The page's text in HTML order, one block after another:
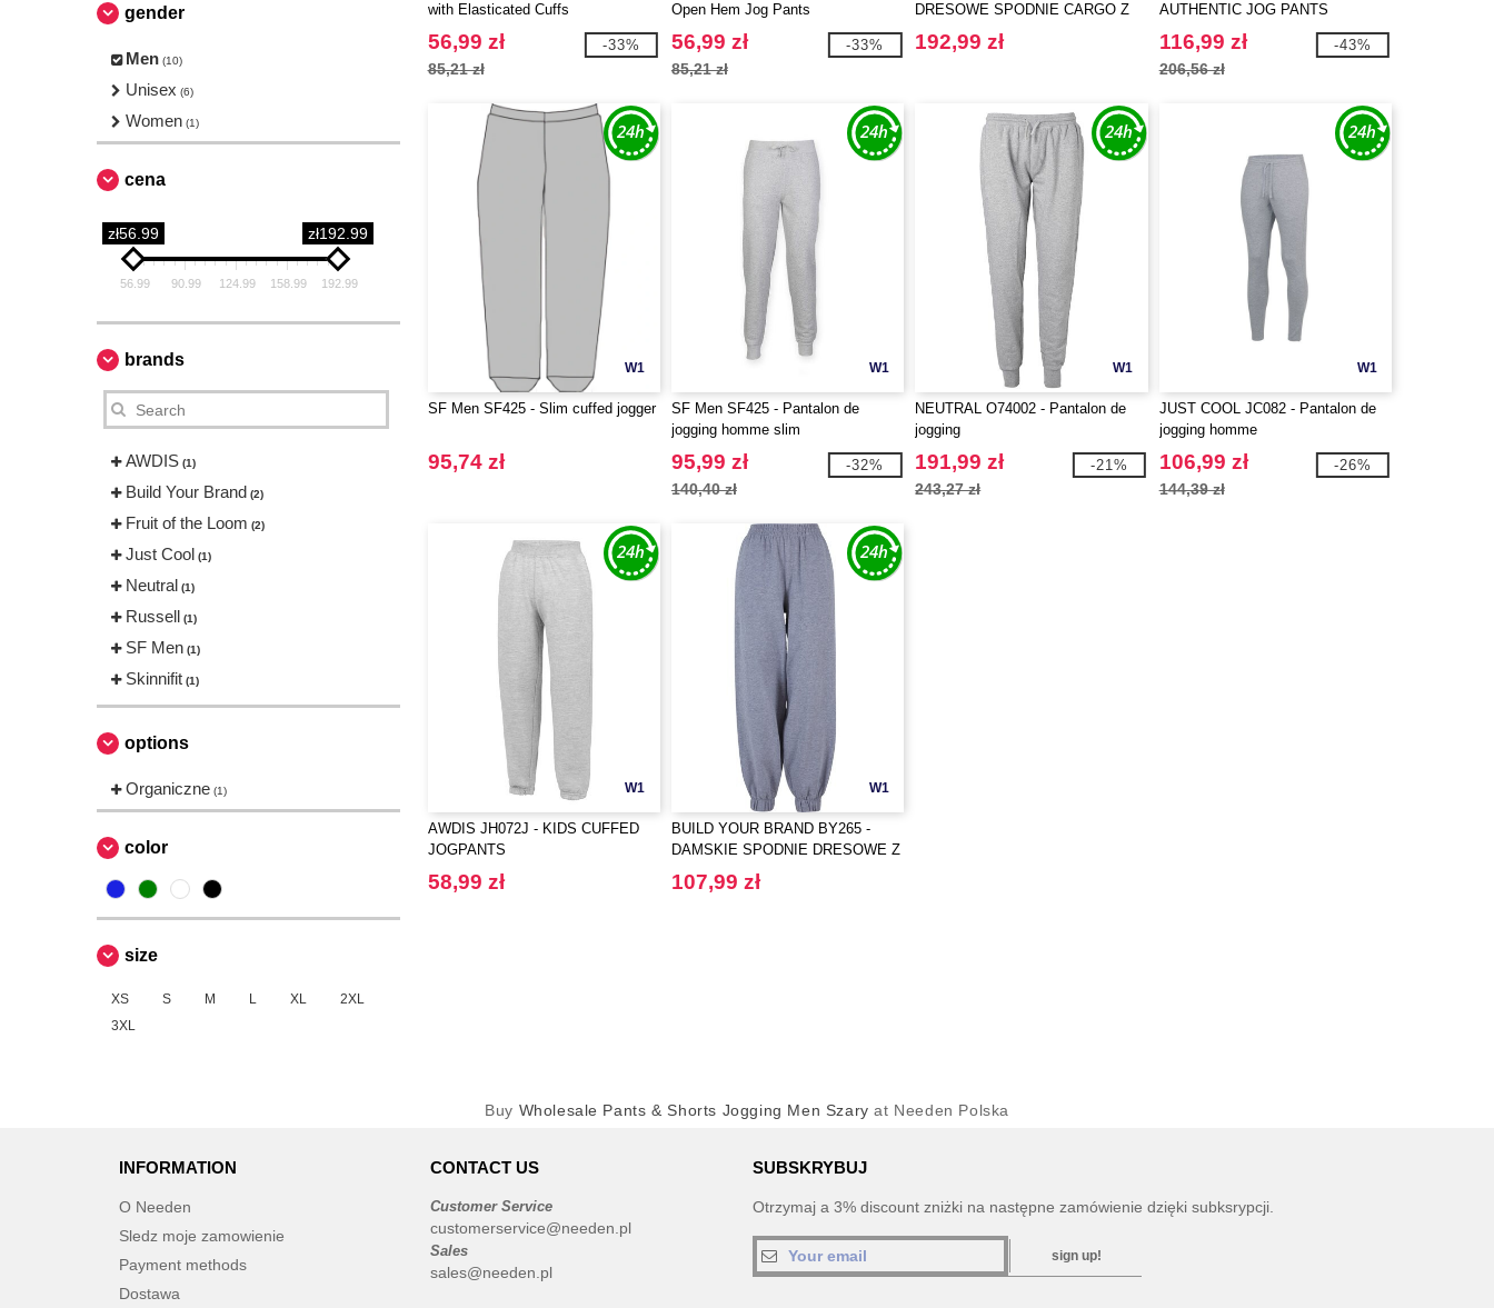
gender
Men (10)
Unisex (6)
Women (1)
cena
zł56.99 zł192.99
56.99 90.99 124.99 158.99 192.99
brands
AWDIS (1)
Build Your Brand (2)
Fruit of the Loom (2)
Just Cool (1)
Neutral (1)
Russell (1)
SF Men (1)
Skinnifit (1)
options
Organiczne (1)
color
size
XS S M L XL
2XL
3XL
with Elasticated Cuffs
56,99 zł
85,21 zł
-33%
Open Hem Jog Pants
56,99 zł
85,21 zł
-33%
DRESOWE SPODNIE CARGO Z
LAT 90.
192,99 zł
AUTHENTIC JOG PANTS
116,99 zł
206,56 zł
-43%
W1
SF Men SF425 - Slim cuffed jogger
95,74 zł
W1
SF Men SF425 - Pantalon de
jogging homme slim
95,99 zł
140,40 zł
-32%
W1
NEUTRAL O74002 - Pantalon de
jogging
191,99 zł
243,27 zł
-21%
W1
JUST COOL JC082 - Pantalon de
jogging homme
106,99 zł
144,39 zł
-26%
W1
AWDIS JH072J - KIDS CUFFED
JOGPANTS
58,99 zł
W1
BUILD YOUR BRAND BY265 -
DAMSKIE SPODNIE DRESOWE Z
WYSOKIM STANEM I
BALONOWYMI NOGAWKAMI
107,99 zł
Buy Wholesale Pants & Shorts Jogging Men Szary at Needen Polska
INFORMATION
O Needen
Sledz moje zamowienie
Payment methods
Dostawa
CONTACT US
Customer Service
customerservice@needen.pl
Sales
sales@needen.pl
SUBSKRYBUJ
Otrzymaj a 3% discount zniżki na następne zamówienie dzięki subksrypcji.
sign up!